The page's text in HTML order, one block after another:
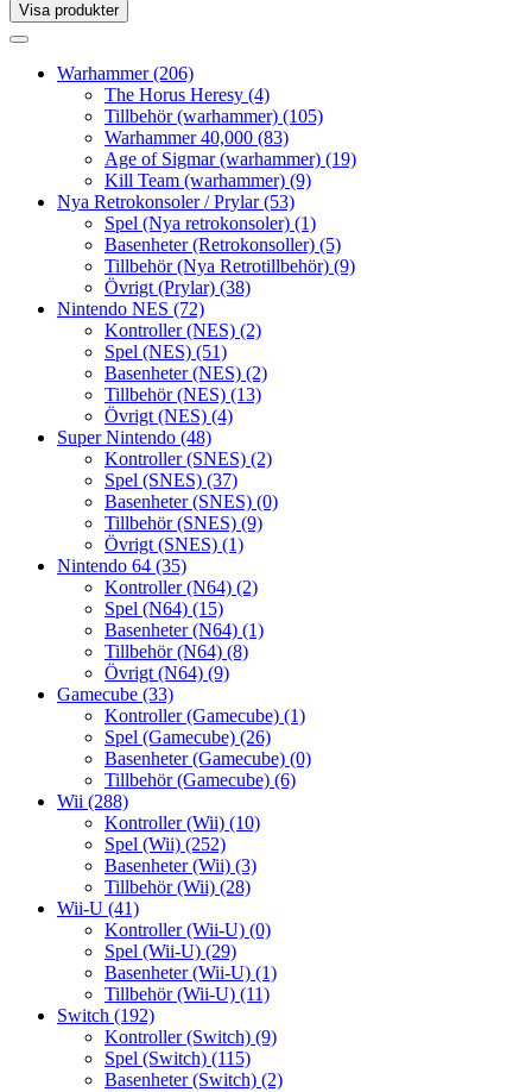
Visa produkter
Toggle
Toggle
navigationWarhammer(206)
The Horus Heresy (4)
Tillbehör (warhammer) (105)
Warhammer 40,000 (83)
Age of Sigmar (warhammer) (19)
Kill Team (warhammer) (9)
Nya Retrokonsoler / Prylar(53)
Spel (Nya retrokonsoler) (1)
Basenheter (Retrokonsoller) (5)
Tillbehör (Nya Retrotillbehör) (9)
Övrigt (Prylar) (38)
Nintendo NES (72)
Kontroller (NES) (2)
Spel (NES) (51)
Basenheter (NES) (2)
Tillbehör (NES) (13)
Övrigt (NES) (4)
Super Nintendo (48)
Kontroller (SNES) (2)
Spel (SNES) (37)
Basenheter (SNES) (0)
Tillbehör (SNES) (9)
Övrigt (SNES) (1)
Nintendo 64 (35)
Kontroller (N64) (2)
Spel (N64) (15)
Basenheter (N64) (1)
Tillbehör (N64) (8)
Övrigt (N64) (9)
Gamecube (33)
Kontroller (Gamecube) (1)
Spel (Gamecube) (26)
Basenheter (Gamecube) (0)
Tillbehör (Gamecube) (6)
Wii (288)
Kontroller (Wii) (10)
Spel (Wii) (252)
Basenheter (Wii) (3)
Tillbehör (Wii) (28)
Wii-U (41)
Kontroller (Wii-U) (0)
Spel (Wii-U) (29)
Basenheter (Wii-U) (1)
Tillbehör (Wii-U) (11)
Switch (192)
Kontroller (Switch) (9)
Spel (Switch) (115)
Basenheter (Switch) (2)